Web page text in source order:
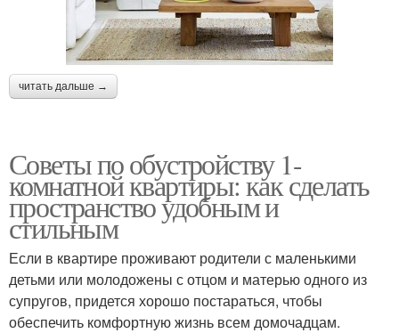
читать дальше →
Советы по обустройству 1-
комнатной квартиры: как сделать
пространство удобным и
стильным
Если в квартире проживают родители с маленькими
детьми или молодожены с отцом и матерью одного из
супругов, придется хорошо постараться, чтобы
обеспечить комфортную жизнь всем домочадцам.